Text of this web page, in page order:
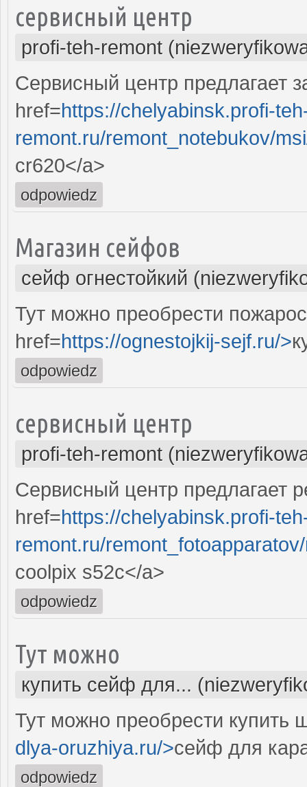
сервисный центр
profi-teh-remont
Сервисный центр предлагает
href=https://chelyabinsk.profi-
remont.ru/remont_notebukov/
cr620</a>
odpowiedz
Магазин сейфов
сейф огнестойкий
Тут можно преобрести
href=https://ognestojkij-sejf.ru/>
odpowiedz
сервисный центр
profi-teh-remont
Сервисный центр предлагает
href=https://chelyabinsk.profi-
remont.ru/
coolpix s52c</a>
odpowiedz
Тут можно
купить сейф для...
Тут можно преобрести
dlya-oruzhiya.ru/>сейф для
odpowiedz